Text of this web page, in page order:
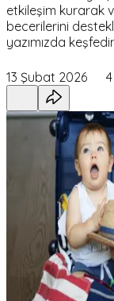
etkileşim kurarak
becerilerini
yazımızda
13 Şubat 2026 4